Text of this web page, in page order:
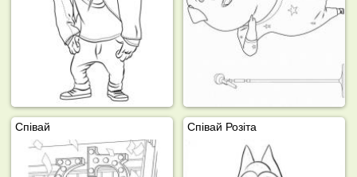
Співай Співай Розіта